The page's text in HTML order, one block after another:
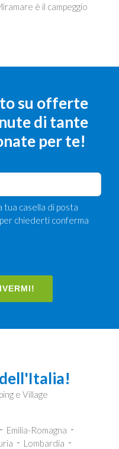
è il campeggio
su offerte
di tante
per te!
tua casella di posta
chiederti conferma
e Village
Emilia-Romagna
Lombardia